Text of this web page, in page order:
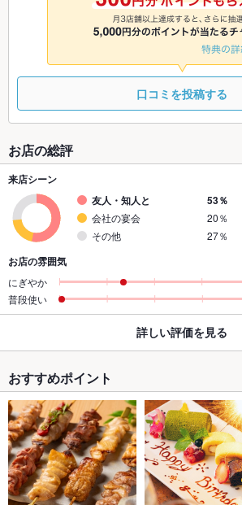
9/8
◎
9/9
◎
9/10
◎
口コミを投稿する
お店の総評
来店シーン
友人・知人と
53％
会社の宴会
20％
その他
27％
お店の雰囲気
にぎやか
普段使い
詳しい評価を見る
おすすめポイント